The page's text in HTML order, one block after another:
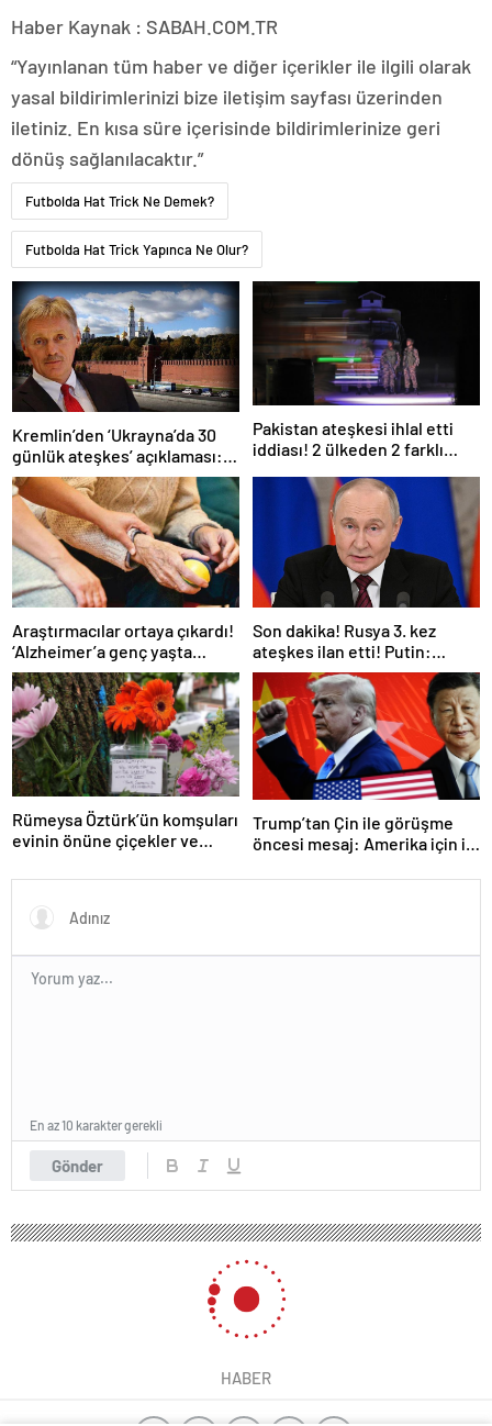
Haber Kaynak : SABAH.COM.TR
“Yayınlanan tüm haber ve diğer içerikler ile ilgili olarak
yasal bildirimlerinizi bize iletişim sayfası üzerinden
iletiniz. En kısa süre içerisinde bildirimlerinize geri
dönüş sağlanılacaktır.”
Futbolda Hat Trick Ne Demek?
Futbolda Hat Trick Yapınca Ne Olur?
Kremlin’den ‘Ukrayna’da 30
günlük ateşkes’ açıklaması:
Bunu iyice düşünmeliyiz
Pakistan ateşkesi ihlal etti
iddiası! 2 ülkeden 2 farklı
Araştırmacılar ortaya çıkardı!
‘Alzheimer’a genç yaşta
yakalanabilirsiniz’
Son dakika! Rusya 3. kez
ateşkes ilan etti! Putin:
Erdoğan ile görüşme
gerçekleştireceğiz
Rümeysa Öztürk’ün komşuları
evinin önüne çiçekler ve
Trump’tan Çin ile görüşme
öncesi mesaj: Amerika için iyi
Gönder
En az 10 karakter gerekli
HABER